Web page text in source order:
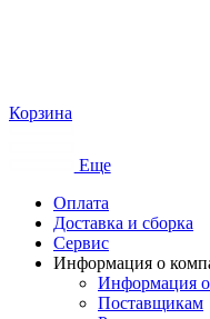
Корзина
Еще
Оплата
Доставка и сборка
Сервис
Информация о
Информация
Поставщикам